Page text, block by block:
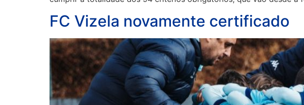
FC Vizela novamente certificado